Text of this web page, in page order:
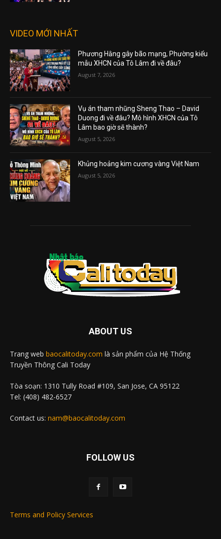
VIDEO MỚI NHẤT
Phương Hằng gây bão mạng, Phường kiểu
mẫu XHCN của Tô Lâm đi về đâu?
August 7, 2026
Vụ án tham nhũng Sheng Thao – David
Duong đi về đâu? Mô hình XHCN của Tô
Lâm bao giờ sẽ thành?
August 5, 2026
Khủng hoảng kim cương vàng Việt Nam
August 5, 2026
ABOUT US
Trang web baocalitoday.com là sản phẩm của Hệ Thống
Truyền Thông Cali Today
Tòa soạn: 1310 Tully Road #109, San Jose, CA 95122
Tel: (408) 482-6527
Contact us: nam@baocalitoday.com
FOLLOW US
Terms and Policy Services